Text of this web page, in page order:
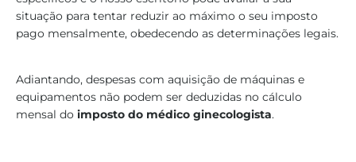
situação para tentar reduzir ao máximo o seu imposto
pago mensalmente, obedecendo as determinações legais.
Adiantando, despesas com aquisição de máquinas e
equipamentos não podem ser deduzidas no cálculo
mensal do imposto do médico ginecologista.